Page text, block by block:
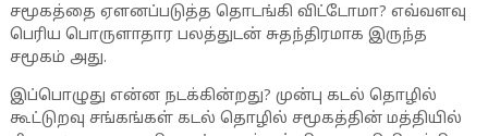
சமூகத்தை ஏளனப்படுத்த தொடங்கி விட்டோமா? எவ்வளவு
பெரிய பொருளாதார பலத்துடன் சுதந்திரமாக இருந்த
சமூகம் அது.
இப்பொழுது என்ன நடக்கின்றது? முன்பு கடல் தொழில்
கூட்டுறவு சங்கங்கள் கடல் தொழில் சமூகத்தின் மத்தியில்